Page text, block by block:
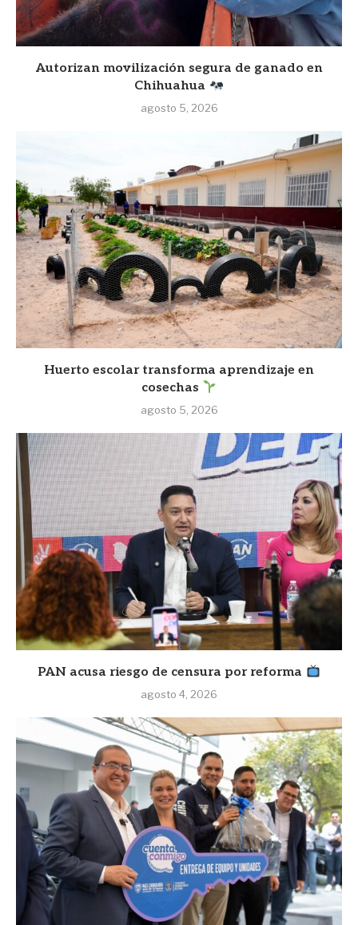
Autorizan movilización segura de ganado en
Chihuahua
agosto 5, 2026
Huerto escolar transforma aprendizaje en
cosechas
agosto 5, 2026
PAN acusa riesgo de censura por reforma
agosto 4, 2026